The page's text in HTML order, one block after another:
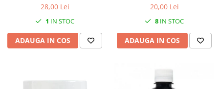
28,00 Lei
1 IN STOC
ADAUGA IN COS
20,00 Lei
8 IN STOC
ADAUGA IN COS